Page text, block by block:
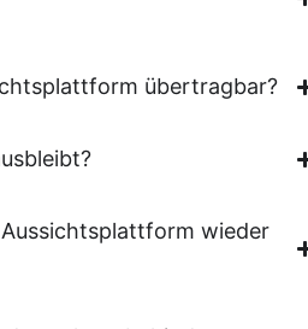
übertragbar?
wieder